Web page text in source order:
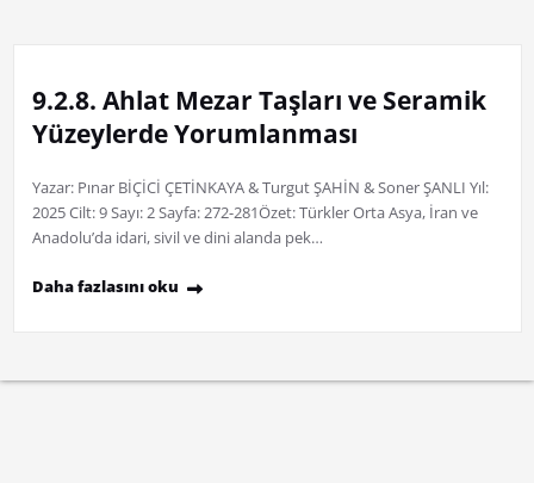
9.2.8. Ahlat Mezar Taşları ve Seramik
Yüzeylerde Yorumlanması
Yazar: Pınar BİÇİCİ ÇETİNKAYA & Turgut ŞAHİN & Soner ŞANLI Yıl:
2025 Cilt: 9 Sayı: 2 Sayfa: 272-281Özet: Türkler Orta Asya, İran ve
Anadolu’da idari, sivil ve dini alanda pek…
Daha fazlasını oku